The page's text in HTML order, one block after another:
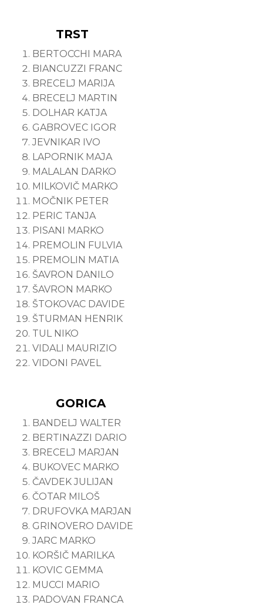
TRST
BERTOCCHI MARA
BIANCUZZI FRANC
BRECELJ MARIJA
BRECELJ MARTIN
DOLHAR KATJA
GABROVEC IGOR
JEVNIKAR IVO
LAPORNIK MAJA
MALALAN DARKO
MILKOVIČ MARKO
MOČNIK PETER
PERIC TANJA
PISANI MARKO
PREMOLIN FULVIA
PREMOLIN MATIA
ŠAVRON DANILO
ŠAVRON MARKO
ŠTOKOVAC DAVIDE
ŠTURMAN HENRIK
TUL NIKO
VIDALI MAURIZIO
VIDONI PAVEL
GORICA
BANDELJ WALTER
BERTINAZZI DARIO
BRECELJ MARJAN
BUKOVEC MARKO
ČAVDEK JULIJAN
ČOTAR MILOŠ
DRUFOVKA MARJAN
GRINOVERO DAVIDE
JARC MARKO
KORŠIČ MARILKA
KOVIC GEMMA
MUCCI MARIO
PADOVAN FRANCA